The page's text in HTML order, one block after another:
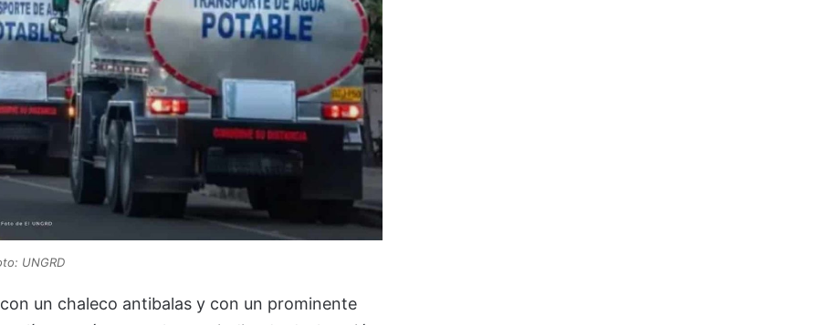
UNGRD
un chaleco antibalas y con un prominente